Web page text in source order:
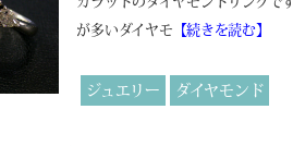
が多いダイヤモ 【続きを読む】
ジュエリー ダイヤモンド